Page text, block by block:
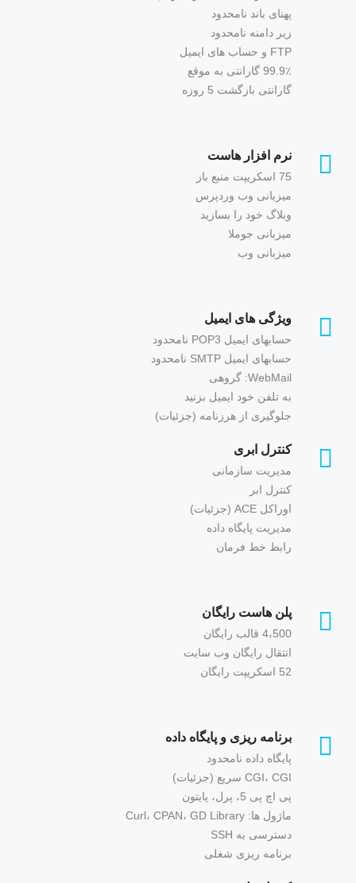
پهنای باند نامحدود
زیر دامنه نامحدود
FTP و حساب های ایمیل
99.9٪ گارانتی به موقع
گارانتی بازگشت 5 روزه
نرم افزار هاست
75 اسکریپت منبع باز
میزبانی وب وردپرس
وبلاگ خود را بسازید
میزبانی جوملا
میزبانی وب
ویژگی های ایمیل
حسابهای ایمیل POP3 نامحدود
حسابهای ایمیل SMTP نامحدود
WebMail: گروهی
به تلفن خود ایمیل بزنید
جلوگیری از هرزنامه (جزئیات)
کنترل ابری
مدیریت سازمانی
کنترل ابر
اوراکل ACE (جزئیات)
مدیریت پایگاه داده
رابط خط فرمان
پلن هاست رایگان
4،500 قالب رایگان
انتقال رایگان وب سایت
52 اسکریپت رایگان
برنامه ریزی و پایگاه داده
پایگاه داده نامحدود
CGI، CGI سریع (جزئیات)
پی اچ پی 5، پرل، پایتون
ماژول ها: Curl، CPAN، GD Library
دسترسی به SSH
برنامه ریزی شغلی